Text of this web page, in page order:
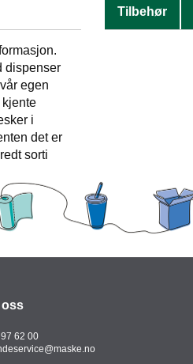
dispenser
egen
kjente
i
det er
sorti
Tilbehør
oss
62 00